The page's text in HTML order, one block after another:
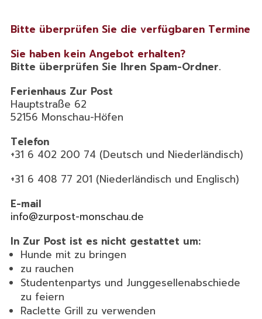
Bitte überprüfen Sie die verfügbaren Termine
Sie haben kein Angebot erhalten?
Bitte überprüfen Sie Ihren Spam-Ordner.
Ferienhaus Zur Post
Hauptstraße 62
52156 Monschau-Höfen
Telefon
+31 6 402 200 74 (Deutsch und Niederländisch)
+31 6 408 77 201 (Niederländisch und Englisch)
E-mail
info@zurpost-monschau.de
In Zur Post ist es nicht gestattet um:
Hunde mit zu bringen
zu rauchen
Studentenpartys und Junggesellenabschiede
zu feiern
Raclette Grill zu verwenden